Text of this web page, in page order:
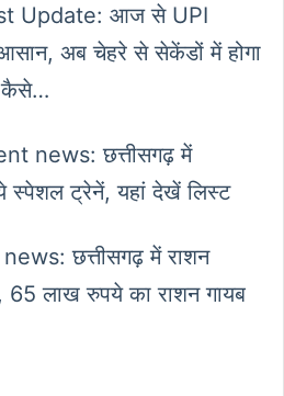
Update: आज से UPI
अब चेहरे से सेकेंडों में होगा
कैसे…
news: छत्तीसगढ़ में
स्पेशल ट्रेनें, यहां देखें लिस्ट
छत्तीसगढ़ में राशन
65 लाख रुपये का राशन गायब